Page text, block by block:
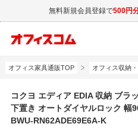
無料新規会員登録で500円
オフィス家具通販TOP オフィス収納
コクヨ エディア EDIA 収納 ブラ
下置き オートダイヤルロック 幅
BWU-RN62ADE69E6A-K